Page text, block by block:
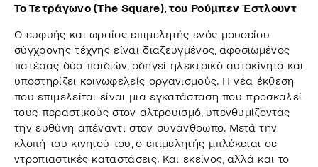
Το Τετράγωνο (The Square), του Ρούμπεν Έστλουντ
Ο ευφυής και ωραίος επιμελητής ενός μουσείου
σύγχρονης τέχνης είναι διαζευγμένος, αφοσιωμένος
πατέρας δύο παιδιών, οδηγεί ηλεκτρικό αυτοκίνητο και
υποστηρίζει κοινωφελείς οργανισμούς. Η νέα έκθεση
που επιμελείται είναι μια εγκατάσταση που προσκαλεί
τους περαστικούς στον αλτρουισμό, υπενθυμίζοντας
την ευθύνη απέναντι στον συνάνθρωπο. Μετά την
κλοπή του κινητού του, ο επιμελητής μπλέκεται σε
ντροπιαστικές καταστάσεις. Και εκείνος, αλλά και το